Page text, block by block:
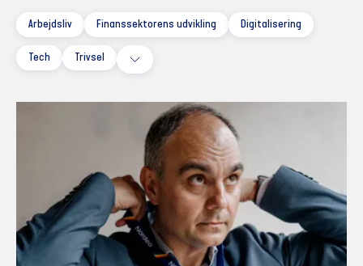
Arbejdsliv Finanssektorens udvikling Digitalisering
Tech Trivsel